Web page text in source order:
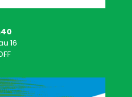
16